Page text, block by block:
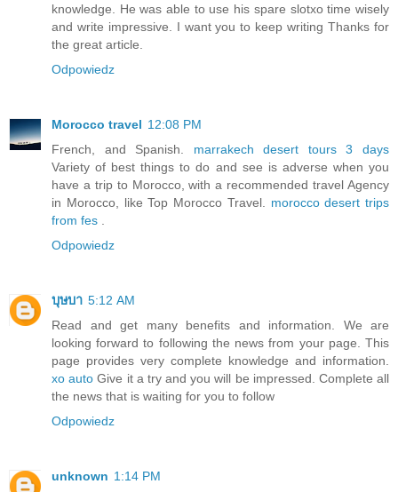
knowledge. He was able to use his spare slotxo time wisely
and write impressive. I want you to keep writing Thanks for
the great article.
Odpowiedz
Morocco travel 12:08 PM
French, and Spanish. marrakech desert tours 3 days
Variety of best things to do and see is adverse when you
have a trip to Morocco, with a recommended travel Agency
in Morocco, like Top Morocco Travel. morocco desert trips
from fes
Odpowiedz
บุษบา 5:12 AM
Read and get many benefits and information. We are
looking forward to following the news from your page. This
page provides very complete knowledge and information.
xo auto Give it a try and you will be impressed. Complete all
the news that is waiting for you to follow
Odpowiedz
unknown 1:14 PM